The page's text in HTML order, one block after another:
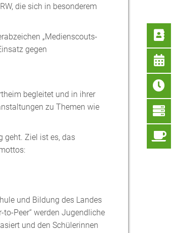
die sich in besonderem
„Medienscouts-
gegen
begleitet und in ihrer
zu Themen wie
geht. Ziel ist es, das
und Bildung des Landes
Peer“ werden Jugendliche
und den Schülerinnen